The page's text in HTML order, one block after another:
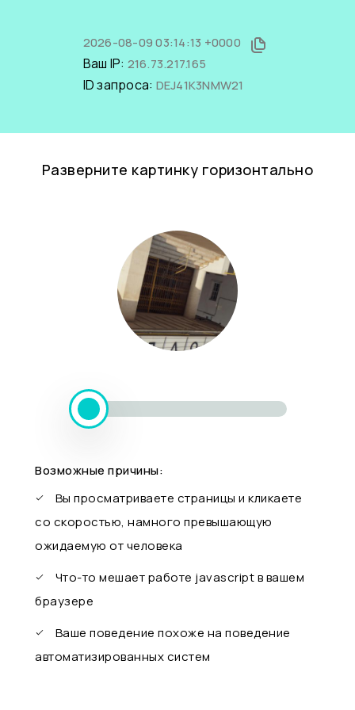
2026-08-09 03:14:13 +0000
Ваш IP: 216.73.217.165
ID запроса: DEJ41K3NMW21
Разверните картинку горизонтально
Возможные причины:
Вы просматриваете страницы и кликаете
со скоростью, намного превышающую
ожидаемую от человека
Что-то мешает работе javascript в вашем
браузере
Ваше поведение похоже на поведение
автоматизированных систем